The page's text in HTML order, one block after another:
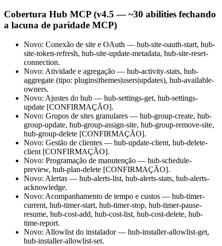
Cobertura Hub MCP (v4.5 — ~30 abilities fechando
a lacuna de paridade MCP)
Novo: Conexão de site e OAuth — hub-site-oauth-start, hub-
site-token-refresh, hub-site-update-metadata, hub-site-reset-
connection.
Novo: Atividade e agregação — hub-activity-stats, hub-
aggregate (tipo: plugins|themes|users|updates), hub-available-
owners.
Novo: Ajustes do hub — hub-settings-get, hub-settings-
update [CONFIRMAÇÃO].
Novo: Grupos de sites granulares — hub-group-create, hub-
group-update, hub-group-assign-site, hub-group-remove-site,
hub-group-delete [CONFIRMAÇÃO].
Novo: Gestão de clientes — hub-update-client, hub-delete-
client [CONFIRMAÇÃO].
Novo: Programação de manutenção — hub-schedule-
preview, hub-plan-delete [CONFIRMAÇÃO].
Novo: Alertas — hub-alerts-list, hub-alerts-stats, hub-alerts-
acknowledge.
Novo: Acompanhamento de tempo e custos — hub-timer-
current, hub-timer-start, hub-timer-stop, hub-timer-pause-
resume, hub-cost-add, hub-cost-list, hub-cost-delete, hub-
time-report.
Novo: Allowlist do instalador — hub-installer-allowlist-get,
hub-installer-allowlist-set.